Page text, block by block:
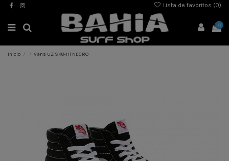
Lista de favoritos (0)
0
Inicio Vans UZ SK8-Hi NEGRO